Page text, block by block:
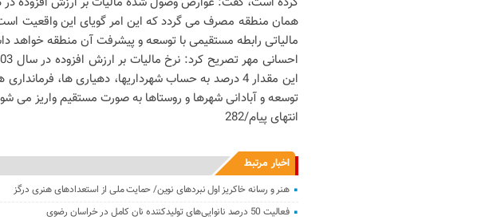
همان منطقه مصرف می گردد که این امر گویای این واقعیت
مالیاتی رابطه مستقیمی با توسعه و پیشرفت آن منطقه خواهد
این مقدار 4 درصد به حساب شهرداریها، دهیاری ها،
توسعه و آبادانی شهرها و روستاها به صورت مستقیم واریز می
انتهای پیام/282
اخبار مرتبط
هنر و رسانه خاکریز اول نبردهای نوین/ حمایت ملی از استعدادهای هنری درگز
فعالیت 50 درصد نانوایی‌های تولیدکننده نان کامل در خراسان رضوی